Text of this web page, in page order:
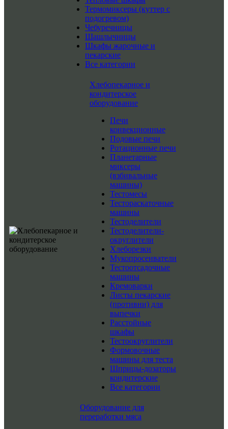
Термомиксеры (куттер с
подогревом)
Чебуречницы
Шашлычницы
Шкафы жарочные и
пекарские
Все категории
Хлебопекарное и
кондитерское
оборудование
Печи
конвекционные
Подовые печи
Ротационные печи
Планетарные
миксеры
(взбивальные
машины)
Тестомесы
Тестораскаточные
машины
Тестоделители
Тестоделители-
округлители
Хлеборезки
Мукопросеиватели
Тестоотсадочные
машины
Кремоварки
Листы пекарские
(противни) для
выпечки
Расстойные
шкафы
Тестоокруглители
Формовочные
машины для теста
Шприцы-дозаторы
кондитерские
Все категории
Оборудование для
переработки мяса